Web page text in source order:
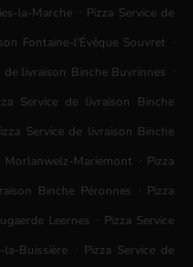
la-Marche . Pizza Service de
Fontaine-l'Évêque Souvret .
de livraison Binche Buvrinnes .
Service de livraison Binche
Service de livraison Binche
Morlanwelz-Mariemont . Pizza
Binche Péronnes . Pizza
Leernes . Pizza Service
Buissière . Pizza Service de